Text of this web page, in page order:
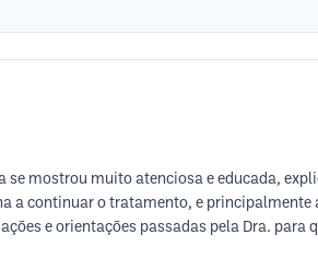
se mostrou muito atenciosa e educada,
a continuar o tratamento, e principalmente
e orientações passadas pela Dra. para